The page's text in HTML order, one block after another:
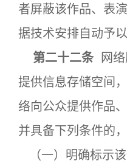
者屏蔽该作品、表
据技术安排自动予
第二十二条 网
提供信息存储空间
络向公众提供作品
并具备下列条件的
（一）明确标示